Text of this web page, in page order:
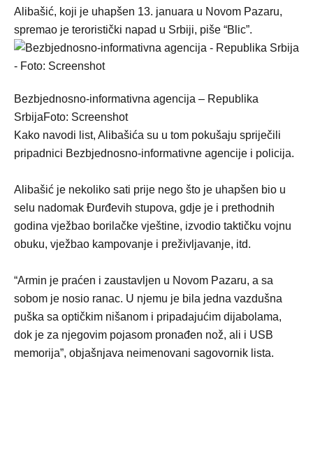
Alibašić, koji je uhapšen 13. januara u Novom Pazaru,
spremao je teroristički napad u Srbiji, piše “Blic”.
Bezbjednosno-informativna agencija – Republika
SrbijaFoto: Screenshot
Kako navodi list, Alibašića su u tom pokušaju spriječili
pripadnici Bezbjednosno-informativne agencije i policija.
Alibašić je nekoliko sati prije nego što je uhapšen bio u
selu nadomak Đurđevih stupova, gdje je i prethodnih
godina vježbao borilačke vještine, izvodio taktičku vojnu
obuku, vježbao kampovanje i preživljavanje, itd.
“Armin je praćen i zaustavljen u Novom Pazaru, a sa
sobom je nosio ranac. U njemu je bila jedna vazdušna
puška sa optičkim nišanom i pripadajućim dijabolama,
dok je za njegovim pojasom pronađen nož, ali i USB
memorija”, objašnjava neimenovani sagovornik lista.